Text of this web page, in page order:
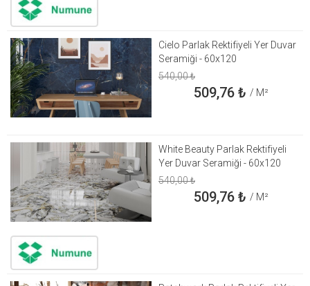
Cielo Parlak Rektifiyeli Yer Duvar
Seramiği - 60x120
540,00₺
509,76₺ / M²
White Beauty Parlak Rektifiyeli
Yer Duvar Seramiği - 60x120
540,00₺
509,76₺ / M²